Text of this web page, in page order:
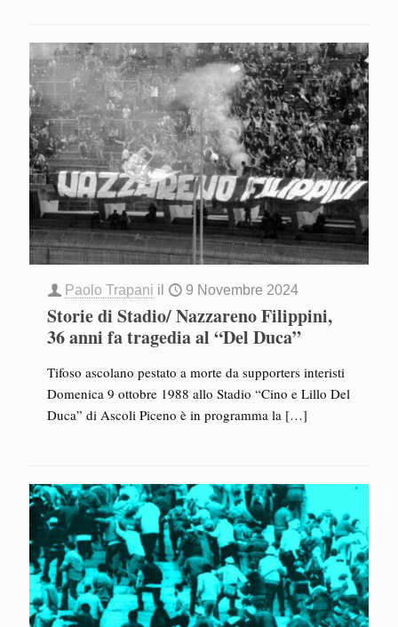
Paolo Trapani il 9 Novembre 2024
Storie di Stadio/ Nazzareno Filippini,
36 anni fa tragedia al “Del Duca”
Tifoso ascolano pestato a morte da supporters interisti
Domenica 9 ottobre 1988 allo Stadio “Cino e Lillo Del
Duca” di Ascoli Piceno è in programma la […]